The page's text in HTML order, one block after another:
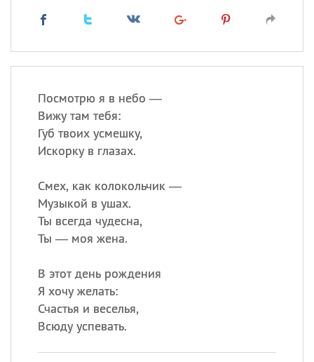
Посмотрю я в небо —
Вижу там тебя:
Губ твоих усмешку,
Искорку в глазах.
Смех, как колокольчик —
Музыкой в ушах.
Ты всегда чудесна,
Ты — моя жена.
В этот день рождения
Я хочу желать:
Счастья и веселья,
Всюду успевать.